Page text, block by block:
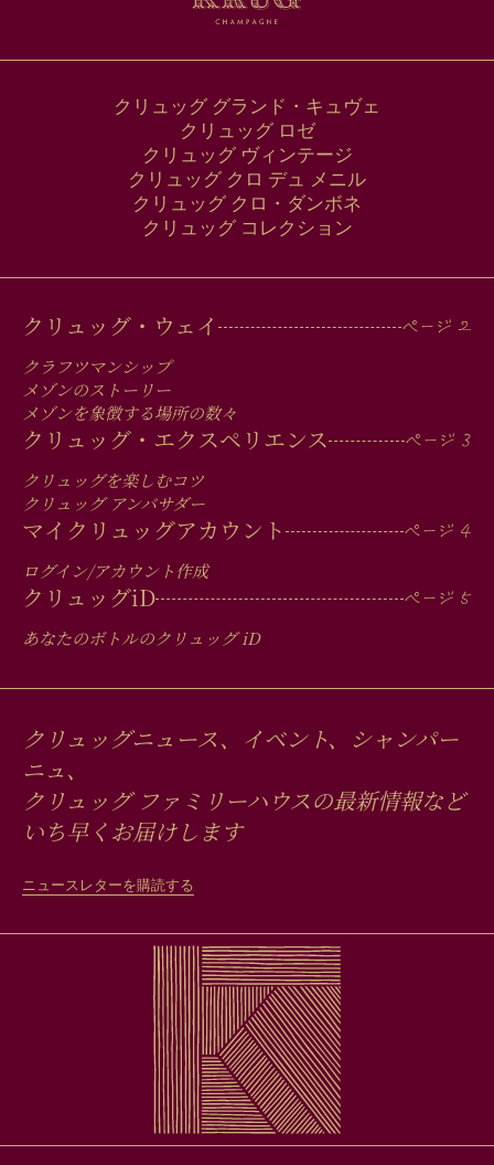
クリュッグ グランド・キュヴェ
クリュッグ ロゼ
クリュッグ ヴィンテージ
クリュッグ クロ デュ メニル
クリュッグ クロ・ダンボネ
クリュッグ コレクション
MAIN
MEN
IN
FOOTER
クリュッグ・ウェイ
クラフツマンシップ
メゾンのストーリー
メゾンを象徴する場所の数々
クリュッグ・エクスペリエンス
クリュッグを楽しむコツ
クリュッグ アンバサダー
マイクリュッグアカウント
ログイン/アカウント作成
クリュッグiD
あなたのボトルのクリュッグiD
クリュッグニュース、イベント、シャンパー
ニュ、
クリュッグ ファミリーハウスの最新情報など
いち早くお届けします
ニュースレターを購読する